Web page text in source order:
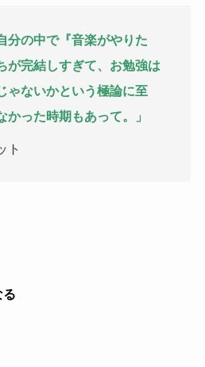
分の中で『音楽がやりた
が完結しすぎて、お勉強は
ゃないかという極論に至
かった時期もあって。」
ト
る